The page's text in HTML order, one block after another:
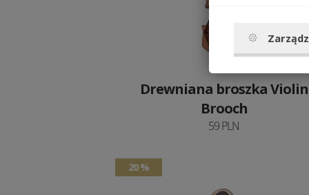
Drewniana broszka Violin
Brooch
59 PLN
20 %